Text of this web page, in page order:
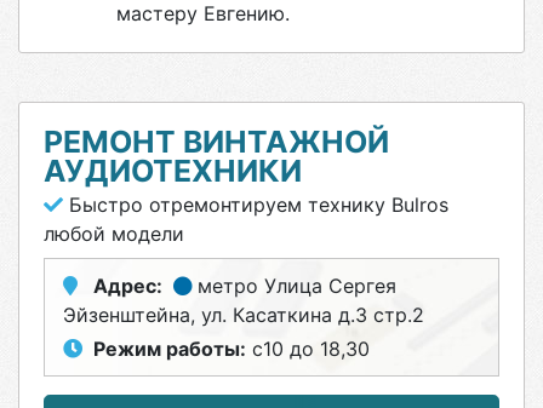
мастеру Евгению.
РЕМОНТ ВИНТАЖНОЙ
АУДИОТЕХНИКИ
Быстро отремонтируем технику Bulros
любой модели
Адрес:
метро Улица Сергея
Эйзенштейна, ул. Касаткина д.3 стр.2
Режим работы: с10 до 18,30